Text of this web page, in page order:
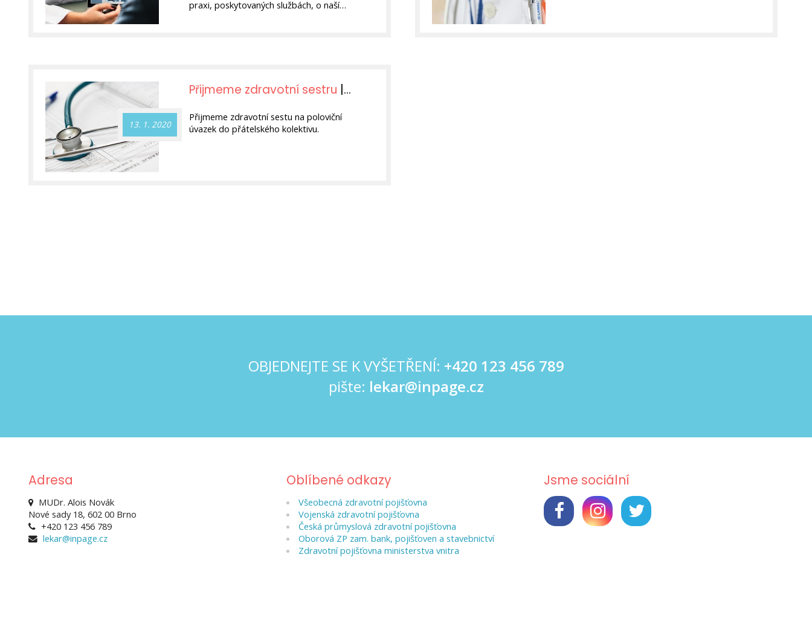
praxi, poskytovaných službách, o naší
Přijmeme zdravotní sestru
13. 1. 2020
Přijmeme zdravotní sestu na poloviční
úvazek do přátelského kolektivu.
OBJEDNEJTE SE K VYŠETŘENÍ: +420 123 456 789
pište: lekar@inpage.cz
Adresa
MUDr. Alois Novák
Nové sady 18, 602 00 Brno
+420 123 456 789
lekar@inpage.cz
Oblíbené odkazy
Všeobecná zdravotní pojišťovna
Vojenská zdravotní pojišťovna
Česká průmyslová zdravotní pojišťovna
Oborová ZP zam. bank, pojišťoven a stavebnictví
Zdravotní pojišťovna ministerstva vnitra
Jsme sociální